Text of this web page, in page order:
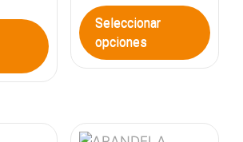
Seleccionar
opciones